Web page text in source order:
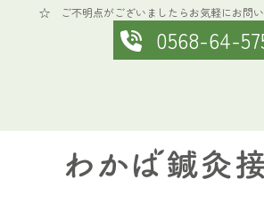
☆ ご不明点がございましたらお気軽にお問
0568-64-